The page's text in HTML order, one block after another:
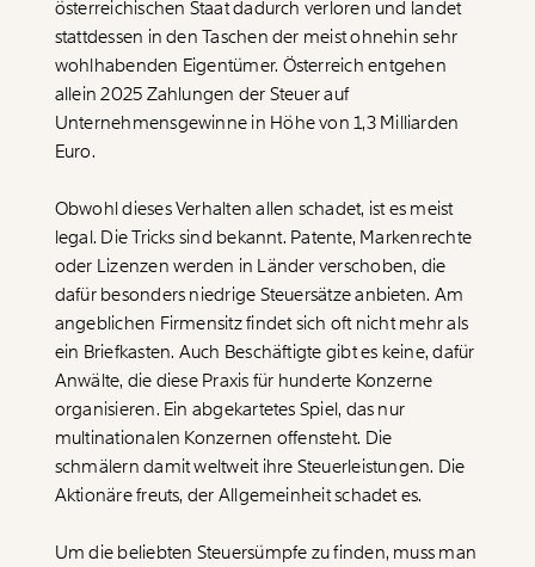
Veränderung
österreichischen Staat dadurch verloren und landet
stattdessen in den Taschen der meist ohnehin sehr
wohlhabenden Eigentümer. Österreich entgehen
allein 2025 Zahlungen der Steuer auf
Unternehmensgewinne in Höhe von 1,3 Milliarden
Euro.
Obwohl dieses Verhalten allen schadet, ist es meist
legal. Die Tricks sind bekannt. Patente, Markenrechte
oder Lizenzen werden in Länder verschoben, die
dafür besonders niedrige Steuersätze anbieten. Am
angeblichen Firmensitz findet sich oft nicht mehr als
ein Briefkasten. Auch Beschäftigte gibt es keine, dafür
Anwälte, die diese Praxis für hunderte Konzerne
organisieren. Ein abgekartetes Spiel, das nur
multinationalen Konzernen offensteht. Die
schmälern damit weltweit ihre Steuerleistungen. Die
Aktionäre freuts, der Allgemeinheit schadet es.
Um die beliebten Steuersümpfe zu finden, muss man